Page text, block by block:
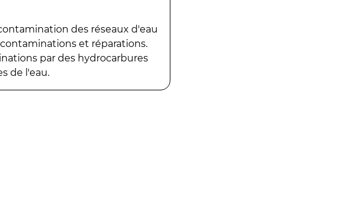
des réseaux d'eau
et réparations.
par des hydrocarbures
de l'eau.